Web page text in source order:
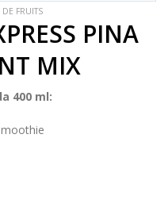
DE FRUITS
PINA
MIX
400 ml: